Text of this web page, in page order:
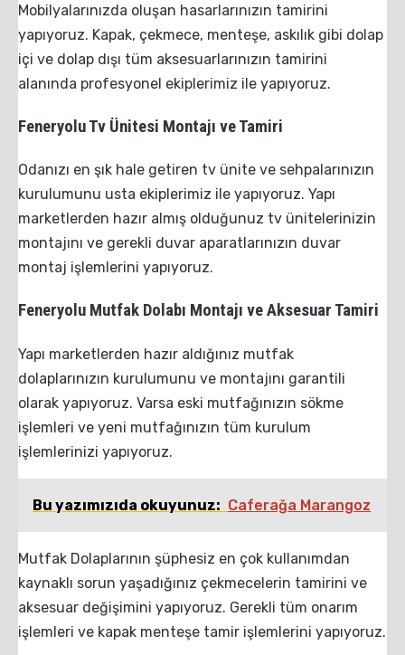
Mobilyalarınızda oluşan hasarlarınızın tamirini
yapıyoruz. Kapak, çekmece, menteşe, askılık gibi dolap
içi ve dolap dışı tüm aksesuarlarınızın tamirini
alanında profesyonel ekiplerimiz ile yapıyoruz.
Feneryolu Tv Ünitesi Montajı ve Tamiri
Odanızı en şık hale getiren tv ünite ve sehpalarınızın
kurulumunu usta ekiplerimiz ile yapıyoruz. Yapı
marketlerden hazır almış olduğunuz tv ünitelerinizin
montajını ve gerekli duvar aparatlarınızın duvar
montaj işlemlerini yapıyoruz.
Feneryolu Mutfak Dolabı Montajı ve Aksesuar Tamiri
Yapı marketlerden hazır aldığınız mutfak
dolaplarınızın kurulumunu ve montajını garantili
olarak yapıyoruz. Varsa eski mutfağınızın sökme
işlemleri ve yeni mutfağınızın tüm kurulum
işlemlerinizi yapıyoruz.
Bu yazımızıda okuyunuz: Caferağa Marangoz
Mutfak Dolaplarının şüphesiz en çok kullanımdan
kaynaklı sorun yaşadığınız çekmecelerin tamirini ve
aksesuar değişimini yapıyoruz. Gerekli tüm onarım
işlemleri ve kapak menteşe tamir işlemlerini yapıyoruz.